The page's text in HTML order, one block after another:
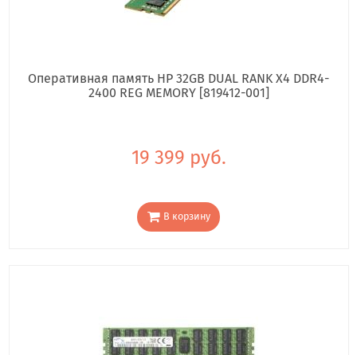
Оперативная память HP 32GB DUAL RANK X4 DDR4-
2400 REG MEMORY [819412-001]
19 399 руб.
В корзину